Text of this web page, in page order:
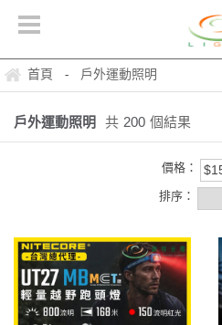
首頁 - 戶外運動照明
戶外運動照明 共 200 個結果
價格：
排序：